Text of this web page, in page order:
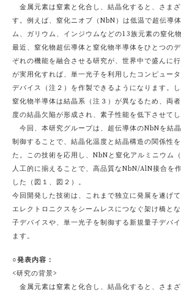
金属元素は窒素と化合し、結晶化すると、さま
す。例えば、窒化ニオブ（NbN）は低温で超伝導
ム、ガリウム、インジウムなどの13族元素の窒化
最近、窒化物超伝導体と窒化物半導体をひとつの
ぞれの機能を融合させる研究が、世界中で盛んに
が実用化すれば、単一光子を利用したコンピュー
デバイス（注２）を作製できるようになります。
窒化物半導体は結晶系（注３）が異なるため、両
度の結晶欠陥が形成され、素子性能を低下させて
今回、本研究グループは、超伝導体のNbNを結
制御することで、結晶化温度と結晶構造の関係性
た。この技術を応用し、NbNと窒化アルミニウム
人工的に揃えることで、高品質なNbN/AlN接合を
した（図１、図２）。
今回開発した技術は、これまで独立に発展を遂げ
エレクトロニクスをシームレスにつなぐ架け橋と
子デバイスや、単一光子を制御する新規量子デバ
ます。
○発表内容：
<研究の背景>
金属元素は窒素と化合し、結晶化すると、さま